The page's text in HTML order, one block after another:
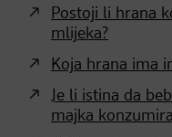
Postoji li hrana
mlijeka?
Koja hrana ima
Je li istina da
majka